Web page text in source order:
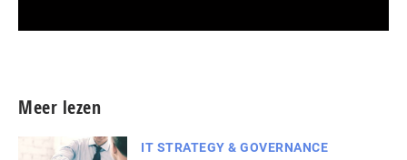
Meer lezen
IT STRATEGY & GOVERNANCE